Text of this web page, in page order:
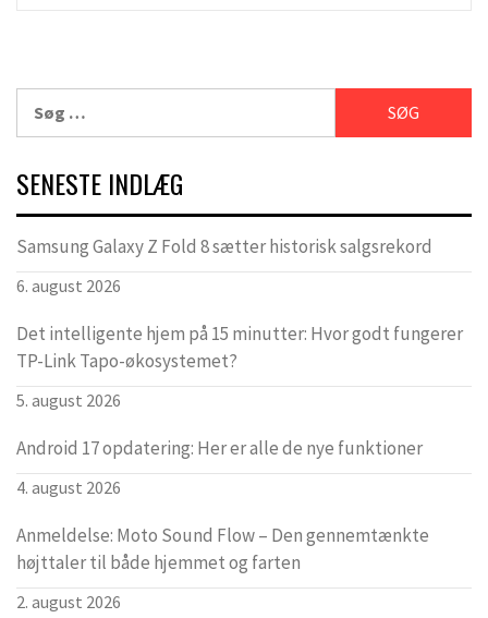
efter:
SENESTE INDLÆG
Samsung Galaxy Z Fold 8 sætter historisk salgsrekord
6. august 2026
Det intelligente hjem på 15 minutter: Hvor godt fungerer
TP-Link Tapo-økosystemet?
5. august 2026
Android 17 opdatering: Her er alle de nye funktioner
4. august 2026
Anmeldelse: Moto Sound Flow – Den gennemtænkte
højttaler til både hjemmet og farten
2. august 2026